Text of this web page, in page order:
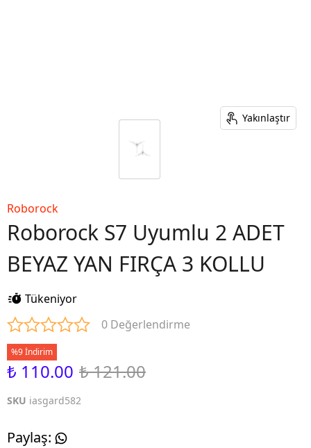
Yakınlaştır
Roborock
Roborock S7 Uyumlu 2 ADET
BEYAZ YAN FIRÇA 3 KOLLU
Tükeniyor
0 Değerlendirme
%9 İndirim
₺ 110.00 ₺ 121.00
SKU iasgard582
Paylaş: